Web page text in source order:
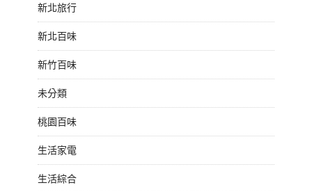
新北旅行
新北百味
新竹百味
未分類
桃園百味
生活家電
生活綜合